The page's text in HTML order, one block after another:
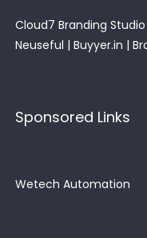
Cloud7 Branding Studio
Neuseful | Buyyer.in |
Sponsored Links
Wetech Automation